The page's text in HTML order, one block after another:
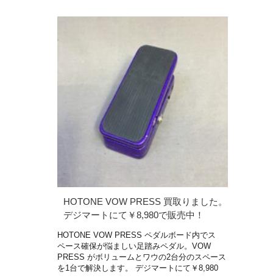
HOTONE VOW PRESS 買取りました。
デジマートにて￥8,980で販売中！
HOTONE VOW PRESS ペダルボード内でス
ペース確保が悩ましい足踏みペダル。VOW
PRESS がボリュームとワウの2台分のスペース
を1台で解決します。 デジマートにて￥8,980